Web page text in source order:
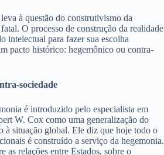
à questão do construtivismo da
O processo de construção da realidade
intelectual para fazer sua escolha
pacto histórico: hegemônico ou contra-
sociedade
é introduzido pelo especialista em
W. Cox como uma generalização do
à situação global. Ele diz que hoje todo o
é construído a serviço da hegemonia.
as relações entre Estados, sobre o